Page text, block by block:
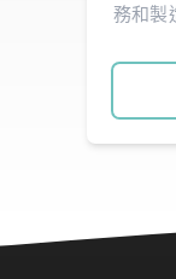
務和製